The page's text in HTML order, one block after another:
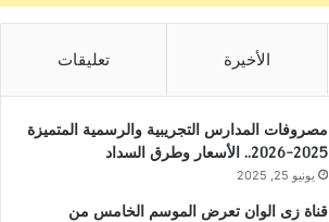
الأخيرة تعليقات
مصروفات المدارس التجريبية والرسمية المتميزة
2025-2026.. الأسعار وطرق السداد
يونيو 25, 2025
قناة زى الوان تعرض الموسم الخامس من